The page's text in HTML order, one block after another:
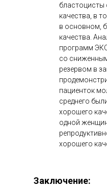
бластоцисты
качества, в
в основном,
качества.
программ
со
резервом в
пациенток
среднего
хорошего
одной
хорошего
Заключение: